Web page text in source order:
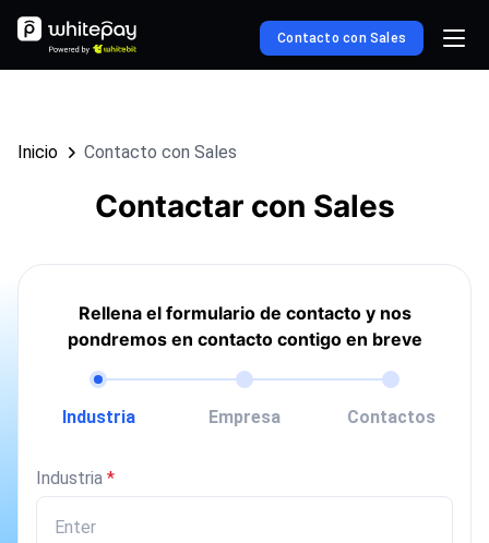
Contacto con Sales
Inicio Contacto con Sales
Contactar con Sales
Rellena el formulario de contacto y nos
pondremos en contacto contigo en breve
Industria Empresa Contactos
Industria *